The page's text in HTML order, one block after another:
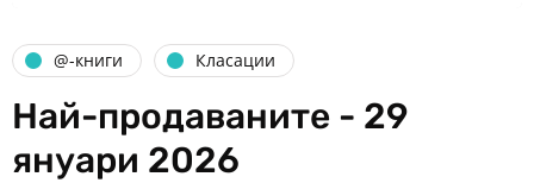
@-книги Класации
Най-продаваните - 29
януари 2026